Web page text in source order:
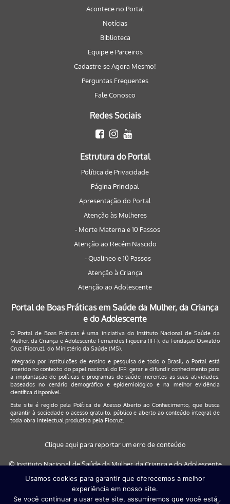
Acontece no Portal
Notícias
Biblioteca
Equipe e Parceiros
Cadastre-se Agora Mesmo!
Perguntas Frequentes
Fale Conosco
Redes Sociais
Estrutura do Portal
Política de Privacidade
Página Principal
Apresentação do Portal
Atenção às Mulheres
- Morte Materna e 10 Passos
Atenção ao Recém Nascido
- Qualineo e 10 Passos
Atenção à Criança
Atenção ao Adolescente
Portal de Boas Práticas em Saúde da Mulher, da Criança
e do Adolescente
O Portal de Boas Práticas é uma iniciativa do Instituto Nacional de Saúde da
Mulher, da Criança e Adolescente Fernandes Figueira (IFF), da Fundação Oswaldo
Cruz (Fiocruz), do Ministério da Saúde (MS).
Integrado por instituições de ensino e pesquisa de todo o Brasil, o Portal está
inserido no contexto do papel nacional do IFF: gerar e difundir conhecimento para
a implantação de políticas e programas de saúde inerentes as suas atividades,
baseados no cenário demográfico e epidemiológico e na melhor evidência
científica disponível.
Este site é regido pela Política de Acesso Aberto ao Conhecimento, que busca
garantir à sociedade o acesso gratuito, público e aberto ao conteúdo integral de
toda obra intelectual produzida pela Fiocruz.
Clique aqui para reportar um erro de conteúdo
© Instituto Nacional de Saúde da Mulher, da Criança e do Adolescente
Este site será melhor visualizado nos navegadores: Google Chrome (a
partir da versão 30) | Internet Explorer (a partir da versão 9) | FireFox (
Usamos cookies para garantir que oferecemos a melhor
experiência em nosso site.
Se você continuar a usar este site, assumiremos que você está